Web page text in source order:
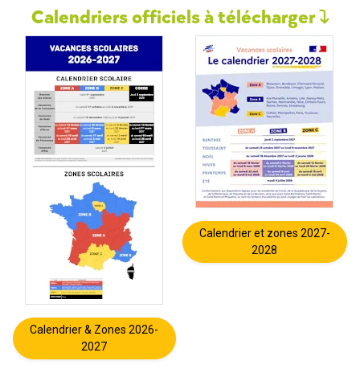
Calendriers officiels à télécharger
Calendrier & Zones 2026-
2027
Calendrier et zones 2027-
2028